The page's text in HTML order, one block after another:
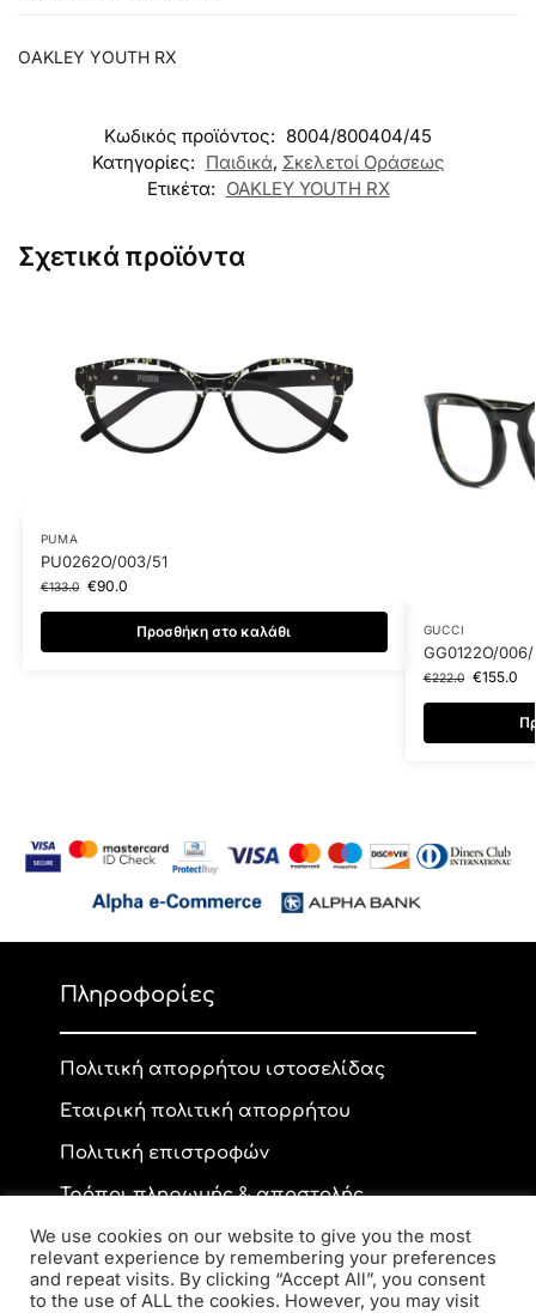
OAKLEY YOUTH RX
Κωδικός προϊόντος: 8004/800404/45
Κατηγορίες: Παιδικά, Σκελετοί Οράσεως
Ετικέτα: OAKLEY YOUTH RX
Σχετικά προϊόντα
PUMA
PU0262O/003/51
€133.0 €90.0
Προσθήκη στο καλάθι GUCCI
GG0122O/
€222.0 €155.0
Πληροφορίες
Πολιτική απορρήτου ιστοσελίδας
Εταιρική πολιτική απορρήτου
Πολιτική επιστροφών
Τρόποι πληρωμής & αποστολής
Επικοινωνία
We use cookies on our website to give you the most
relevant experience by remembering your preferences
and repeat visits. By clicking “Accept All”, you consent
to the use of ALL the cookies. However, you may visit